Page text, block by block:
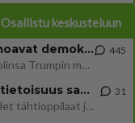
Osallistu keskusteluun
Jos SDP ei voita reilusti, persut kumoavat demokratian Suomesta
Näin tekisi ainakin Rydman seuratessaan idolinsa Trumpin mallia https://www.is.fi/politiikka/art-2000012187244.html
445
Uuden TTK-juontajan ympärillä epätietoisuus sakenee - Nyt MTV hämmentää soppaa
TTK tulee taas tänä syksynä. Ohjelman uudet tähtioppilaat julkistetaan torstaina 6. elokuuta klo 14 alkavassa lehdistö
31